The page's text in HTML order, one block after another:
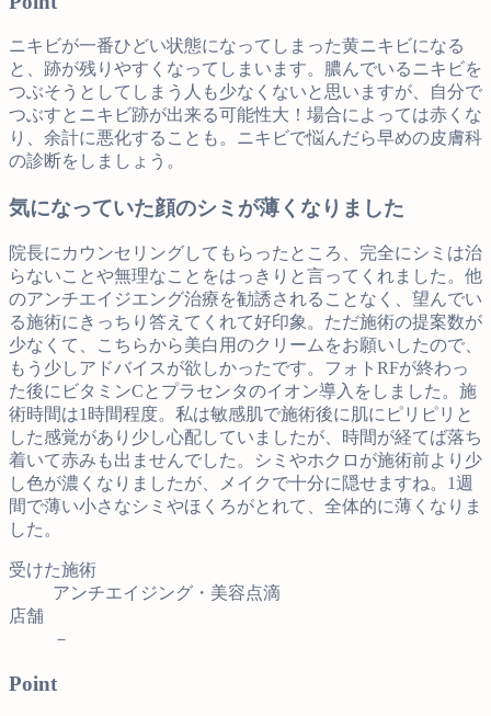
ニキビが一番ひどい状態になってしまった黄ニキビになる
と、跡が残りやすくなってしまいます。膿んでいるニキビを
つぶそうとしてしまう人も少なくないと思いますが、自分で
つぶすとニキビ跡が出来る可能性大！場合によっては赤くな
り、余計に悪化することも。ニキビで悩んだら早めの皮膚科
の診断をしましょう。
気になっていた顔のシミが薄くなりました
院長にカウンセリングしてもらったところ、完全にシミは治
らないことや無理なことをはっきりと言ってくれました。他
のアンチエイジエング治療を勧誘されることなく、望んでい
る施術にきっちり答えてくれて好印象。ただ施術の提案数が
少なくて、こちらから美白用のクリームをお願いしたので、
もう少しアドバイスが欲しかったです。フォトRFが終わっ
た後にビタミンCとプラセンタのイオン導入をしました。施
術時間は1時間程度。私は敏感肌で施術後に肌にピリピリと
した感覚があり少し心配していましたが、時間が経てば落ち
着いて赤みも出ませんでした。シミやホクロが施術前より少
し色が濃くなりましたが、メイクで十分に隠せますね。1週
間で薄い小さなシミやほくろがとれて、全体的に薄くなりま
した。
受けた施術
アンチエイジング・美容点滴
店舗
－
Point